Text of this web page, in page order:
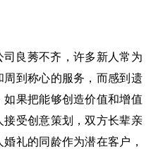
司良莠不齐，许多新人常为
到称心的服务，而感到遗
果把能够创造价值和增值
接受创意策划，双方长辈亲
礼的同龄作为潜在客户，